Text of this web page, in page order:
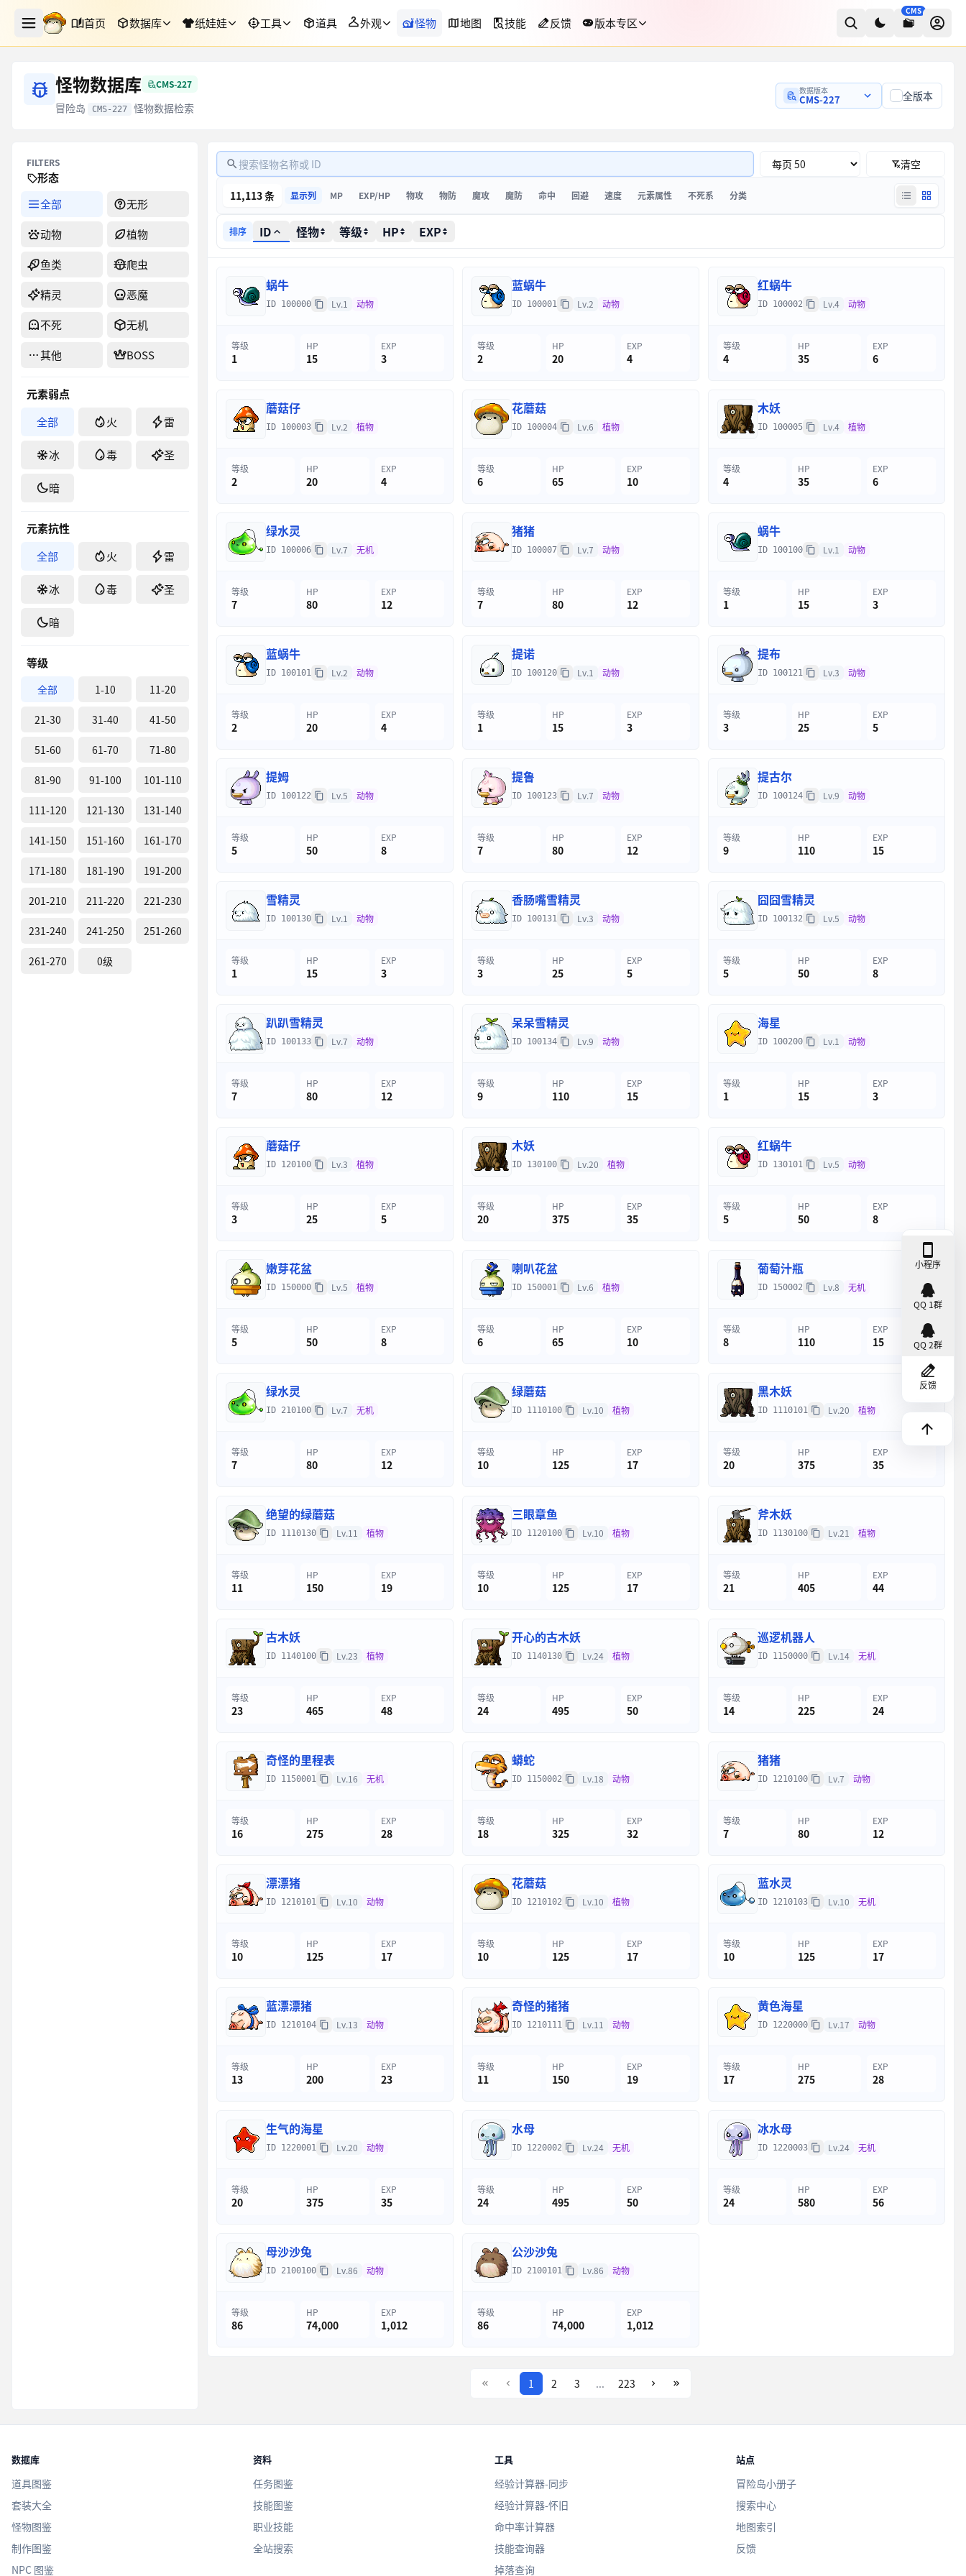
首页 数据库 纸娃娃 工具 道具 外观 怪物 地图 技能 反馈 版本专区
CMS
怪物数据库 CMS-227
冒险岛 CMS-227 怪物数据检索
数据版本
CMS-227 全版本
FILTERS
形态
全部
无形
动物
植物
鱼类
爬虫
精灵
恶魔
不死
无机
其他
BOSS
元素弱点
全部
火 雷
冰 毒 圣
暗
元素抗性
全部
火 雷
冰 毒 圣
暗
等级
全部 1-10 11-20
21-30 31-40 41-50
51-60 61-70 71-80
81-90 91-100 101-110
111-120 121-130 131-140
141-150 151-160 161-170
171-180 181-190 191-200
201-210 211-220 221-230
231-240 241-250 251-260
261-270 0级
清空
11,113 条 显示列 MP EXP/HP 物攻 物防 魔攻 魔防 命中 回避 速度 元素属性 不死系 分类
排序 ID 怪物 等级 HP EXP
蜗牛
ID 100000 Lv.1 动物
等级
1
HP
15
EXP
3
蓝蜗牛
ID 100001 Lv.2 动物
等级
2
HP
20
EXP
4
红蜗牛
ID 100002 Lv.4 动物
等级
4
HP
35
EXP
6
蘑菇仔
ID 100003 Lv.2 植物
等级
2
HP
20
EXP
4
花蘑菇
ID 100004 Lv.6 植物
等级
6
HP
65
EXP
10
木妖
ID 100005 Lv.4 植物
等级
4
HP
35
EXP
6
绿水灵
ID 100006 Lv.7 无机
等级
7
HP
80
EXP
12
猪猪
ID 100007 Lv.7 动物
等级
7
HP
80
EXP
12
蜗牛
ID 100100 Lv.1 动物
等级
1
HP
15
EXP
3
蓝蜗牛
ID 100101 Lv.2 动物
等级
2
HP
20
EXP
4
提诺
ID 100120 Lv.1 动物
等级
1
HP
15
EXP
3
提布
ID 100121 Lv.3 动物
等级
3
HP
25
EXP
5
提姆
ID 100122 Lv.5 动物
等级
5
HP
50
EXP
8
提鲁
ID 100123 Lv.7 动物
等级
7
HP
80
EXP
12
提古尔
ID 100124 Lv.9 动物
等级
9
HP
110
EXP
15
雪精灵
ID 100130 Lv.1 动物
等级
1
HP
15
EXP
3
香肠嘴雪精灵
ID 100131 Lv.3 动物
等级
3
HP
25
EXP
5
囧囧雪精灵
ID 100132 Lv.5 动物
等级
5
HP
50
EXP
8
趴趴雪精灵
ID 100133 Lv.7 动物
等级
7
HP
80
EXP
12
呆呆雪精灵
ID 100134 Lv.9 动物
等级
9
HP
110
EXP
15
海星
ID 100200 Lv.1 动物
等级
1
HP
15
EXP
3
蘑菇仔
ID 120100 Lv.3 植物
等级
3
HP
25
EXP
5
木妖
ID 130100 Lv.20 植物
等级
20
HP
375
EXP
35
红蜗牛
ID 130101 Lv.5 动物
等级
5
HP
50
EXP
8
嫩芽花盆
ID 150000 Lv.5 植物
等级
5
HP
50
EXP
8
喇叭花盆
ID 150001 Lv.6 植物
等级
6
HP
65
EXP
10
葡萄汁瓶
ID 150002 Lv.8 无机
等级
8
HP
110
EXP
15
绿水灵
ID 210100 Lv.7 无机
等级
7
HP
80
EXP
12
绿蘑菇
ID 1110100 Lv.10 植物
等级
10
HP
125
EXP
17
黑木妖
ID 1110101 Lv.20 植物
等级
20
HP
375
EXP
35
绝望的绿蘑菇
ID 1110130 Lv.11 植物
等级
11
HP
150
EXP
19
三眼章鱼
ID 1120100 Lv.10 植物
等级
10
HP
125
EXP
17
斧木妖
ID 1130100 Lv.21 植物
等级
21
HP
405
EXP
44
古木妖
ID 1140100 Lv.23 植物
等级
23
HP
465
EXP
48
开心的古木妖
ID 1140130 Lv.24 植物
等级
24
HP
495
EXP
50
巡逻机器人
ID 1150000 Lv.14 无机
等级
14
HP
225
EXP
24
奇怪的里程表
ID 1150001 Lv.16 无机
等级
16
HP
275
EXP
28
蟒蛇
ID 1150002 Lv.18 动物
等级
18
HP
325
EXP
32
猪猪
ID 1210100 Lv.7 动物
等级
7
HP
80
EXP
12
漂漂猪
ID 1210101 Lv.10 动物
等级
10
HP
125
EXP
17
花蘑菇
ID 1210102 Lv.10 植物
等级
10
HP
125
EXP
17
蓝水灵
ID 1210103 Lv.10 无机
等级
10
HP
125
EXP
17
蓝漂漂猪
ID 1210104 Lv.13 动物
等级
13
HP
200
EXP
23
奇怪的猪猪
ID 1210111 Lv.11 动物
等级
11
HP
150
EXP
19
黄色海星
ID 1220000 Lv.17 动物
等级
17
HP
275
EXP
28
生气的海星
ID 1220001 Lv.20 动物
等级
20
HP
375
EXP
35
水母
ID 1220002 Lv.24 无机
等级
24
HP
495
EXP
50
冰水母
ID 1220003 Lv.24 无机
等级
24
HP
580
EXP
56
母沙沙兔
ID 2100100 Lv.86 动物
等级
86
HP
74,000
EXP
1,012
公沙沙兔
ID 2100101 Lv.86 动物
等级
86
HP
74,000
EXP
1,012
1 2 3 ... 223
数据库
道具图鉴
套装大全
怪物图鉴
制作图鉴
NPC 图鉴
资料
任务图鉴
技能图鉴
职业技能
全站搜索
工具
经验计算器-同步
经验计算器-怀旧
命中率计算器
技能查询器
掉落查询
站点
冒险岛小册子
搜索中心
地图索引
反馈
小程序
QQ 1群
QQ 2群
反馈